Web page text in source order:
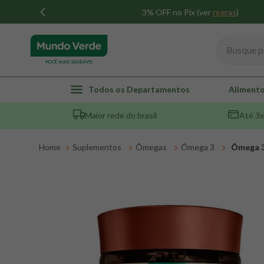
3% OFF no Pix (ver regras)
Todos os Departamentos
Maior rede do brasil Até
Suplementos Ômegas Ômega 3 Ômega
TERMOS MAIS BUSCADOS
1º whey
2º creatina
7
8
9